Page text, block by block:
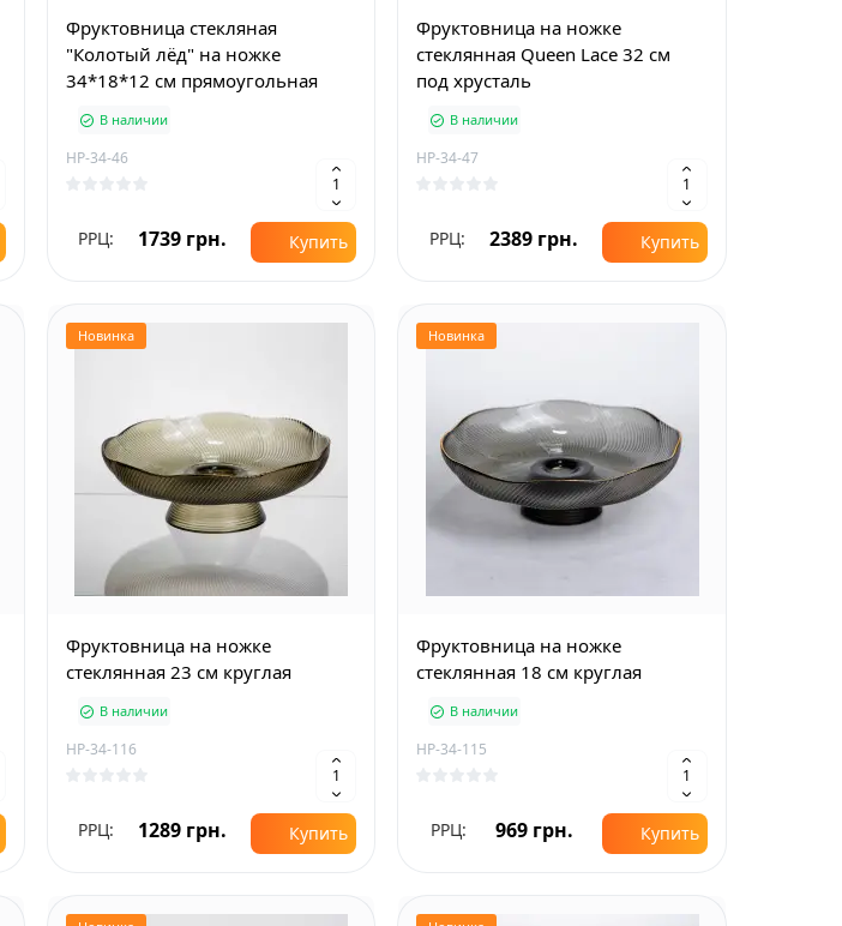
Фруктовница стекляная
"Колотый лёд" на ножке
34*18*12 см прямоугольная
В наличии
HP-34-46
РРЦ: 1739 грн. Купить
Фруктовница на ножке
стеклянная Queen Lace 32 см
под хрусталь
В наличии
HP-34-47
РРЦ: 2389 грн. Купить
Новинка
Фруктовница на ножке
стеклянная 23 см круглая
В наличии
HP-34-116
РРЦ: 1289 грн. Купить
Новинка
Фруктовница на ножке
стеклянная 18 см круглая
В наличии
HP-34-115
РРЦ: 969 грн. Купить